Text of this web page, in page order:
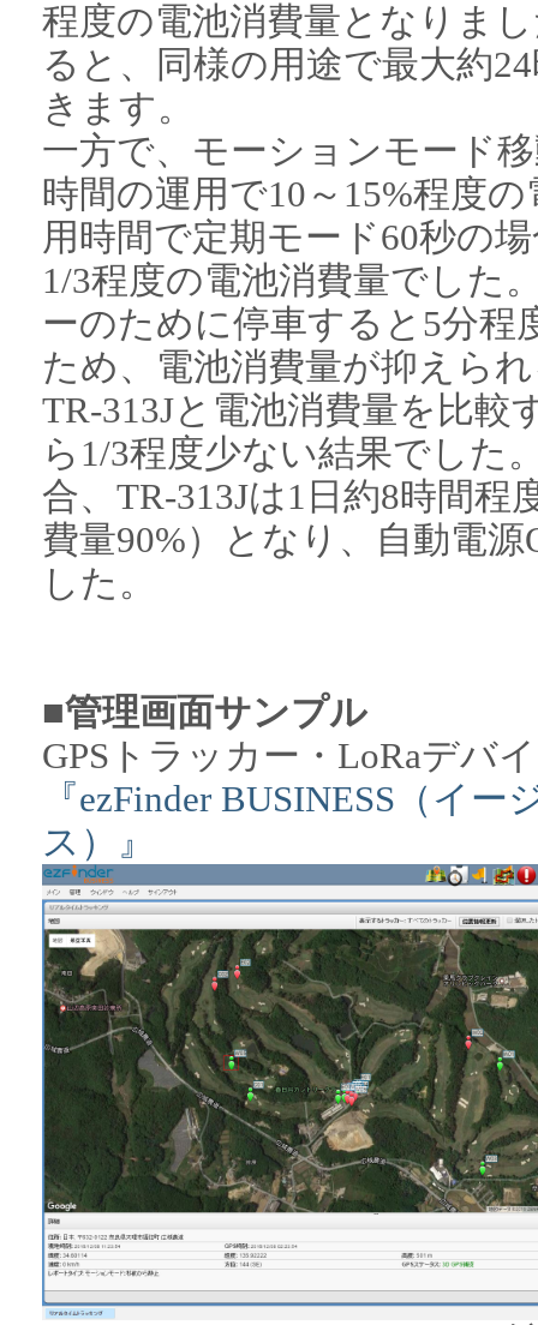
程度の電池消費量となりま
ると、同様の用途で最大約
きます。
一方で、モーションモード
時間の運用で10～15%程度
用時間で定期モード60秒の
1/3程度の電池消費量でした
ーのために停車すると5分程
ため、電池消費量が抑えら
TR-313Jと電池消費量を比較
ら1/3程度少ない結果でした
合、TR-313Jは1日約8時間程
費量90%）となり、自動電
した。
■管理画面サンプル
GPSトラッカー・LoRaデバ
『ezFinder BUSINESS（イ
ス）』